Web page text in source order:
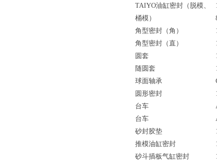
TAIYO油缸密封（脱模、
桶模）
角型密封（角）
角型密封（直）
圆套
随圆套
球面轴承
圆形密封
台车
台车
砂封胶垫
推模油缸密封
砂斗插板气缸密封